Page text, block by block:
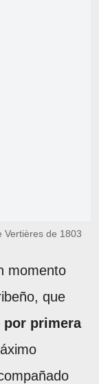
Vertières de 1803
momento
que
por primera